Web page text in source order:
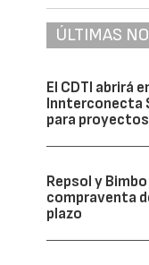
ÚLTIMAS
El CDTI abrirá
Innterconecta
para proyectos
Repsol y
compraventa
plazo